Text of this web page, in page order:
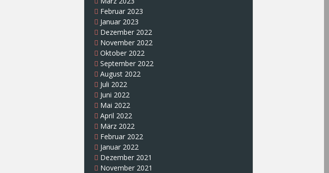
Februar 2023
Januar 2023
Dezember 2022
November 2022
Oktober 2022
September 2022
August 2022
Juli 2022
Juni 2022
Mai 2022
April 2022
März 2022
Februar 2022
Januar 2022
Dezember 2021
November 2021